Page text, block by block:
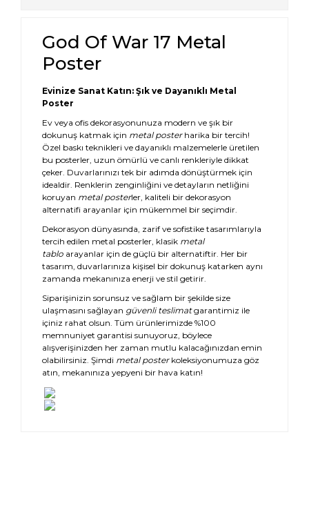
God Of War 17 Metal
Poster
Evinize Sanat Katın: Şık ve Dayanıklı Metal
Poster
Ev veya ofis dekorasyonunuza modern ve şık bir
dokunuş katmak için metal posterharika bir tercih!
Özel baskı teknikleri ve dayanıklı malzemelerle üretilen
bu posterler, uzun ömürlü ve canlı renkleriyle dikkat
çeker. Duvarlarınızı tek bir adımda dönüştürmek için
idealdir. Renklerin zenginliğini ve detayların netliğini
koruyan metal posterler, kaliteli bir dekorasyon
alternatifi arayanlar için mükemmel bir seçimdir.
Dekorasyon dünyasında, zarif ve sofistike tasarımlarıyla
tercih edilen metal posterler, klasik metal
tablo arayanlar için de güçlü bir alternatiftir. Her bir
tasarım, duvarlarınıza kişisel bir dokunuş katarken aynı
zamanda mekanınıza enerji ve stil getirir.
Siparişinizin sorunsuz ve sağlam bir şekilde size
ulaşmasını sağlayan güvenli teslimatgarantimiz ile
içiniz rahat olsun. Tüm ürünlerimizde %100
memnuniyet garantisi sunuyoruz, böylece
alışverişinizden her zaman mutlu kalacağınızdan emin
olabilirsiniz. Şimdi metal posterkoleksiyonumuza göz
atın, mekanınıza yepyeni bir hava katın!